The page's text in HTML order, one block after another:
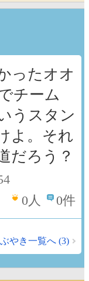
ったオオ
チーム
うスタン
よ。それ
だろう？
0人 0件
やき一覧へ (3)